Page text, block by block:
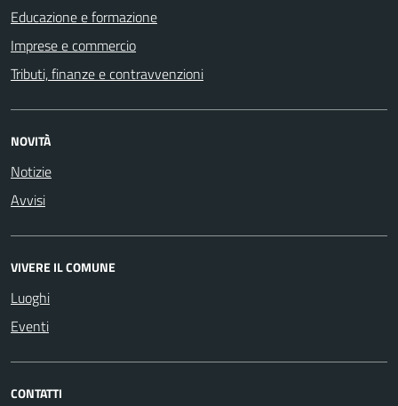
Educazione e formazione
Imprese e commercio
Tributi, finanze e contravvenzioni
NOVITÀ
Notizie
Avvisi
VIVERE IL COMUNE
Luoghi
Eventi
CONTATTI